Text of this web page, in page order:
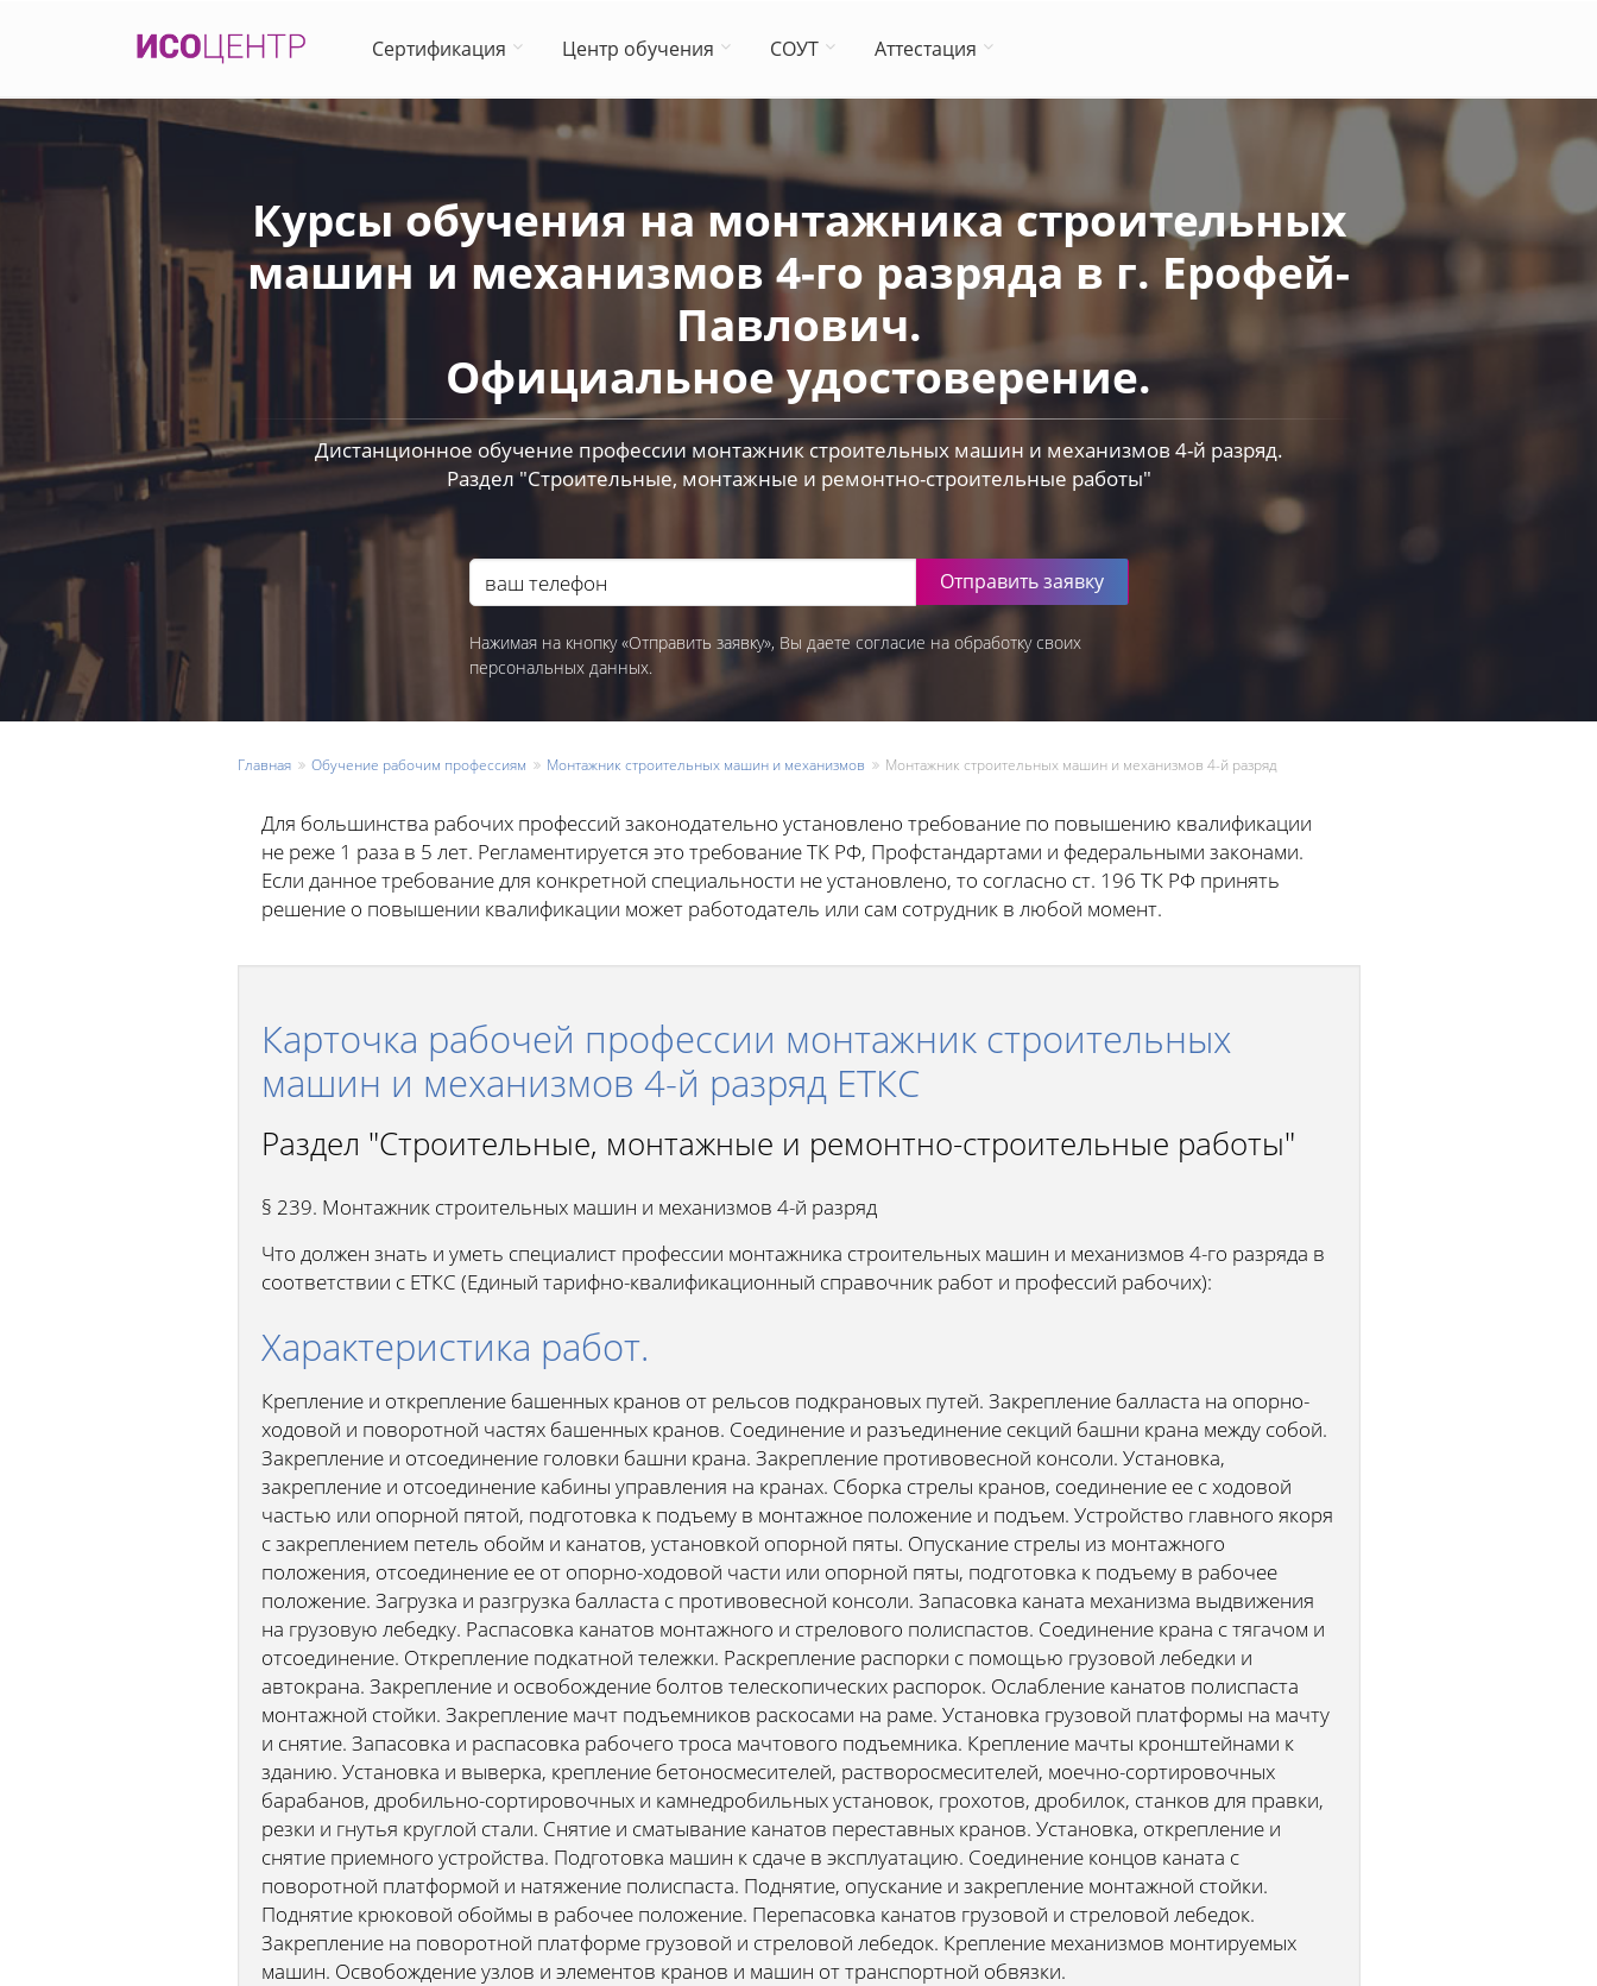
Сертификация Центр обучения СОУТ Аттестация
Курсы обучения на монтажника строительных
машин и механизмов 4-го разряда в г. Ерофей-
Павлович.
Официальное удостоверение.
Дистанционное обучение профессии монтажник строительных машин и механизмов 4-й разряд.
Раздел "Строительные, монтажные и ремонтно-строительные работы"
Отправить заявку
Нажимая на кнопку «Отправить заявку», Вы даете согласие на обработку своих
персональных данных.
Главная Обучение рабочим профессиям Монтажник строительных машин и механизмов Монтажник строительных машин и механизмов 4-й разряд
Для большинства рабочих профессий законодательно установлено требование по повышению квалификации
не реже 1 раза в 5 лет. Регламентируется это требование ТК РФ, Профстандартами и федеральными законами.
Если данное требование для конкретной специальности не установлено, то согласно ст. 196 ТК РФ принять
решение о повышении квалификации может работодатель или сам сотрудник в любой момент.
Карточка рабочей профессии монтажник строительных
машин и механизмов 4-й разряд ЕТКС
Раздел "Строительные, монтажные и ремонтно-строительные работы"
§ 239. Монтажник строительных машин и механизмов 4-й разряд
Что должен знать и уметь специалист профессии монтажника строительных машин и механизмов 4-го разряда в
соответствии с ЕТКС (Единый тарифно-квалификационный справочник работ и профессий рабочих):
Характеристика работ.
Крепление и открепление башенных кранов от рельсов подкрановых путей. Закрепление балласта на опорно-
ходовой и поворотной частях башенных кранов. Соединение и разъединение секций башни крана между собой.
Закрепление и отсоединение головки башни крана. Закрепление противовесной консоли. Установка,
закрепление и отсоединение кабины управления на кранах. Сборка стрелы кранов, соединение ее с ходовой
частью или опорной пятой, подготовка к подъему в монтажное положение и подъем. Устройство главного якоря
с закреплением петель обойм и канатов, установкой опорной пяты. Опускание стрелы из монтажного
положения, отсоединение ее от опорно-ходовой части или опорной пяты, подготовка к подъему в рабочее
положение. Загрузка и разгрузка балласта с противовесной консоли. Запасовка каната механизма выдвижения
на грузовую лебедку. Распасовка канатов монтажного и стрелового полиспастов. Соединение крана с тягачом и
отсоединение. Открепление подкатной тележки. Раскрепление распорки с помощью грузовой лебедки и
автокрана. Закрепление и освобождение болтов телескопических распорок. Ослабление канатов полиспаста
монтажной стойки. Закрепление мачт подъемников раскосами на раме. Установка грузовой платформы на мачту
и снятие. Запасовка и распасовка рабочего троса мачтового подъемника. Крепление мачты кронштейнами к
зданию. Установка и выверка, крепление бетоносмесителей, растворосмесителей, моечно-сортировочных
барабанов, дробильно-сортировочных и камнедробильных установок, грохотов, дробилок, станков для правки,
резки и гнутья круглой стали. Снятие и сматывание канатов переставных кранов. Установка, открепление и
снятие приемного устройства. Подготовка машин к сдаче в эксплуатацию. Соединение концов каната с
поворотной платформой и натяжение полиспаста. Поднятие, опускание и закрепление монтажной стойки.
Поднятие крюковой обоймы в рабочее положение. Перепасовка канатов грузовой и стреловой лебедок.
Закрепление на поворотной платформе грузовой и стреловой лебедок. Крепление механизмов монтируемых
машин. Освобождение узлов и элементов кранов и машин от транспортной обвязки.